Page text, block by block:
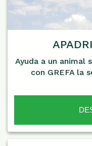
Ayuda a un animal
con GREFA la